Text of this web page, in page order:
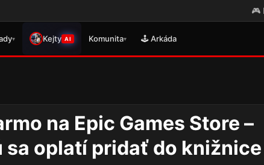
🎮 Právě se
▾ Kejty AI Komunita▾ 🕹️ Arkáda
na Epic Games Store –
oplatí pridať do knižnice